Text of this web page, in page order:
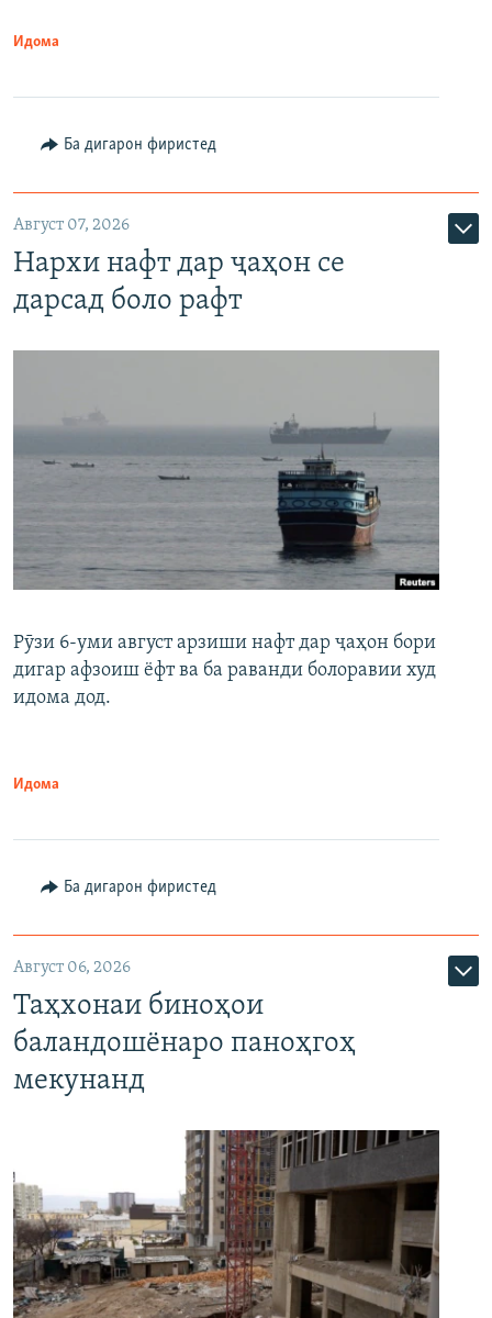
Идома
Ба дигарон фиристед
Август 07, 2026
Нархи нафт дар ҷаҳон се
дарсад боло рафт
Рӯзи 6-уми август арзиши нафт дар ҷаҳон бори
дигар афзоиш ёфт ва ба раванди болоравии худ
идома дод.
Идома
Ба дигарон фиристед
Август 06, 2026
Таҳхонаи биноҳои
баландошёнаро паноҳгоҳ
мекунанд